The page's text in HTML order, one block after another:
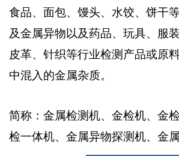
食品、面包、馒头、水饺、饼干
及金属异物以及药品、玩具、服
皮革、针织等行业检测产品或原
中混入的金属杂质。
简称：金属检测机、金检机、金
检一体机、金属异物探测机、金